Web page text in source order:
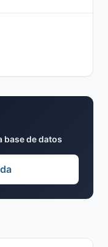
base de datos